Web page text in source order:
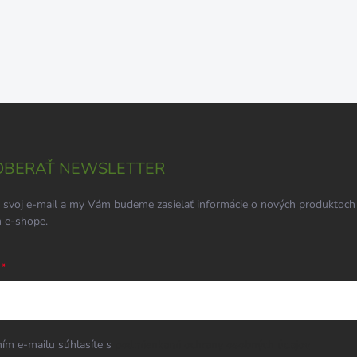
NEWSLETTER
e-mail a my Vám budeme zasielať informácie o nových
e-shope.
e-mailu súhlasíte s